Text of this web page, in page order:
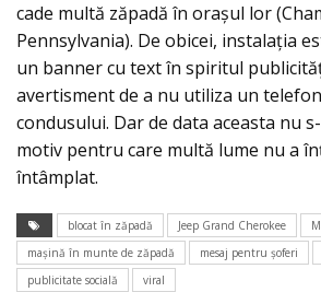
cade multă zăpadă în orașul lor
Pennsylvania). De obicei, instalaţia
un banner cu text în spiritul
avertisment de a nu utiliza un
condusului. Dar de data aceasta nu
motiv pentru care multă lume nu a
întâmplat.
blocat în zăpadă Jeep Grand Cherokee
maşină în munte de zăpadă
mesaj pentru şoferi
publicitate socială
viral